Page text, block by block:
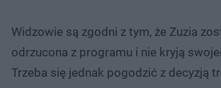
Widzowie są zgodni z tym, że Zuzia
odrzucona z programu i nie kryją
Trzeba się jednak pogodzić z decyzją